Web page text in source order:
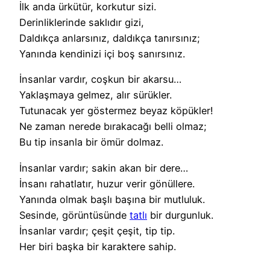
İlk anda ürkütür, korkutur sizi.
Derinliklerinde saklıdır gizi,
Daldıkça anlarsınız, daldıkça tanırsınız;
Yanında kendinizi içi boş sanırsınız.
İnsanlar vardır, coşkun bir akarsu…
Yaklaşmaya gelmez, alır sürükler.
Tutunacak yer göstermez beyaz köpükler!
Ne zaman nerede bırakacağı belli olmaz;
Bu tip insanla bir ömür dolmaz.
İnsanlar vardır; sakin akan bir dere…
İnsanı rahatlatır, huzur verir gönüllere.
Yanında olmak başlı başına bir mutluluk.
Sesinde, görüntüsünde tatlı bir durgunluk.
İnsanlar vardır; çeşit çeşit, tip tip.
Her biri başka bir karaktere sahip.